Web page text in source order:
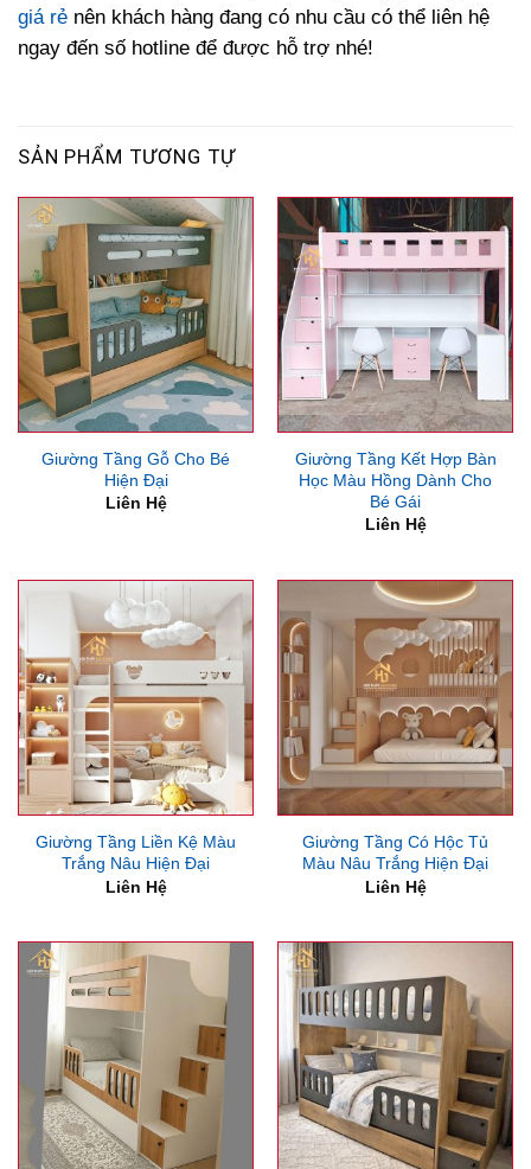
giá rẻ nên khách hàng đang có nhu cầu có thể liên hệ
ngay đến số hotline để được hỗ trợ nhé!
SẢN PHẨM TƯƠNG TỰ
Giường Tầng Gỗ Cho Bé
Hiện Đại
Liên Hệ
Giường Tầng Kết Hợp Bàn
Học Màu Hồng Dành Cho
Bé Gái
Liên Hệ
Giường Tầng Liền Kệ Màu
Trắng Nâu Hiện Đại
Liên Hệ
Giường Tầng Có Hộc Tủ
Màu Nâu Trắng Hiện Đại
Liên Hệ